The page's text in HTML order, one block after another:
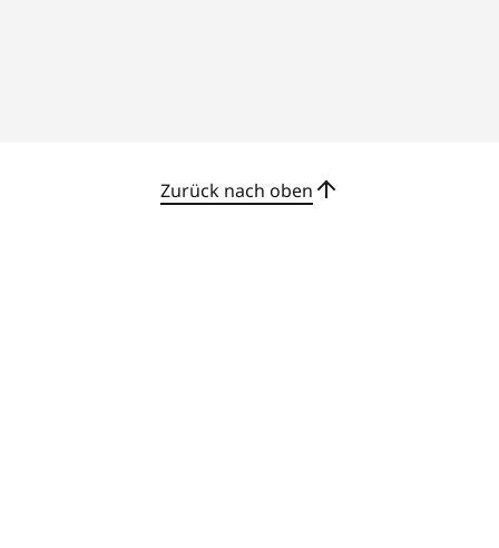
ausgewählten Modellen können Sie das Gerät
sofort via Gesichtserkennung entsperren.
Zurück nach oben